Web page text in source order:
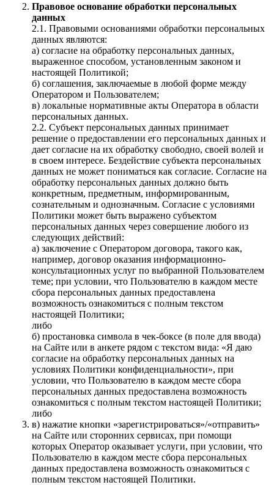
Правовое основание обработки персональных
данных
2.1. Правовыми основаниями обработки персональных
данных являются:
а) согласие на обработку персональных данных,
выраженное способом, установленным законом и
настоящей Политикой;
б) соглашения, заключаемые в любой форме между
Оператором и Пользователем;
в) локальные нормативные акты Оператора в области
персональных данных.
2.2. Субъект персональных данных принимает
решение о предоставлении его персональных данных и
дает согласие на их обработку свободно, своей волей и
в своем интересе. Бездействие субъекта персональных
данных не может пониматься как согласие. Согласие на
обработку персональных данных должно быть
конкретным, предметным, информированным,
сознательным и однозначным. Согласие с условиями
Политики может быть выражено субъектом
персональных данных через совершение любого из
следующих действий:
а) заключение с Оператором договора, такого как,
например, договор оказания информационно-
консультационных услуг по выбранной Пользователем
теме; при условии, что Пользователю в каждом месте
сбора персональных данных предоставлена
возможность ознакомиться с полным текстом
настоящей Политики;
либо
б) простановка символа в чек-боксе (в поле для ввода)
на Сайте или в анкете рядом с текстом вида: «Я даю
согласие на обработку персональных данных на
условиях Политики конфиденциальности», при
условии, что Пользователю в каждом месте сбора
персональных данных предоставлена возможность
ознакомиться с полным текстом настоящей Политики;
либо
в) нажатие кнопки «зарегистрироваться»/«отправить»
на Сайте или сторонних сервисах, при помощи
которых Оператор оказывает услуги, при условии, что
Пользователю в каждом месте сбора персональных
данных предоставлена возможность ознакомиться с
полным текстом настоящей Политики.